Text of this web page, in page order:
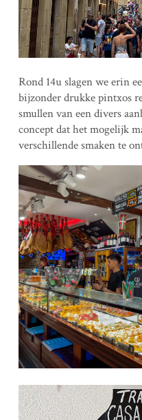
Rond 14u slagen we erin
bijzonder drukke pintxos
smullen van een divers
concept dat het mogelijk
verschillende smaken te